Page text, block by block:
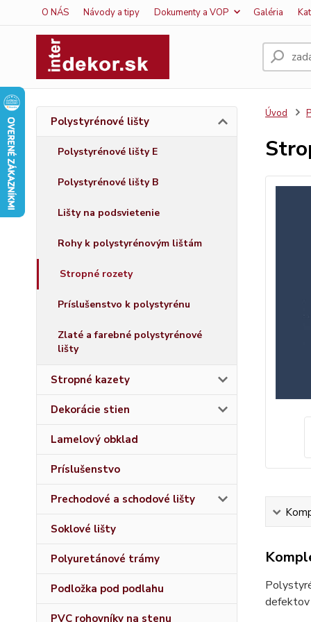
O NÁS Návody a tipy Dokumenty a VOP Galéria
Polystyrénové lišty
Polystyrénové lišty E
Polystyrénové lišty B
Lišty na podsvietenie
Rohy k polystyrénovým lištám
Stropné rozety
Príslušenstvo k polystyrénu
Zlaté a farebné polystyrénové
lišty
Stropné kazety
Dekorácie stien
Lamelový obklad
Príslušenstvo
Prechodové a schodové lišty
Soklové lišty
Polyuretánové trámy
Podložka pod podlahu
PVC rohovníky na stenu
Úvod
defektov